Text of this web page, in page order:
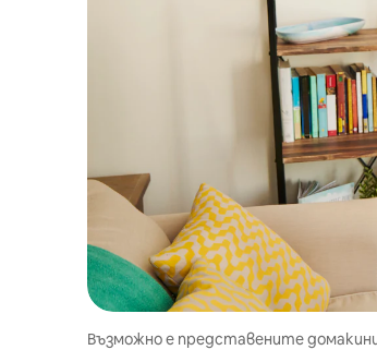
Възможно е представените